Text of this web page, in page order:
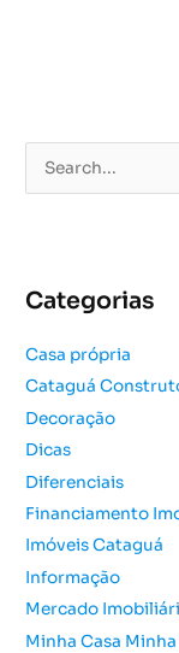
e
i
a
r
p
o
r
:
Categorias
Casa própria
Cataguá
Decoração
Dicas
Diferenciais
Financiamento
Imóveis Cataguá
Informação
Mercado
Minha Casa